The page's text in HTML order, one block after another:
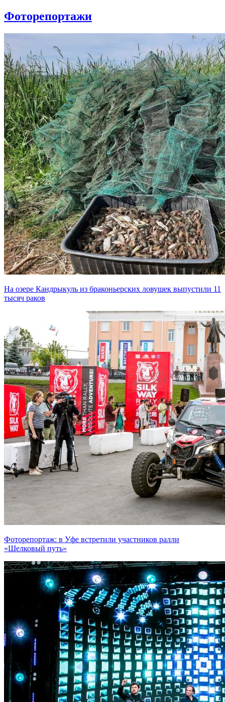
Фоторепортажи
На озере Кандрыкуль из браконьерских ловушек выпустили 11
тысяч раков
Фоторепортаж: в Уфе встретили участников ралли
«Шелковый путь»